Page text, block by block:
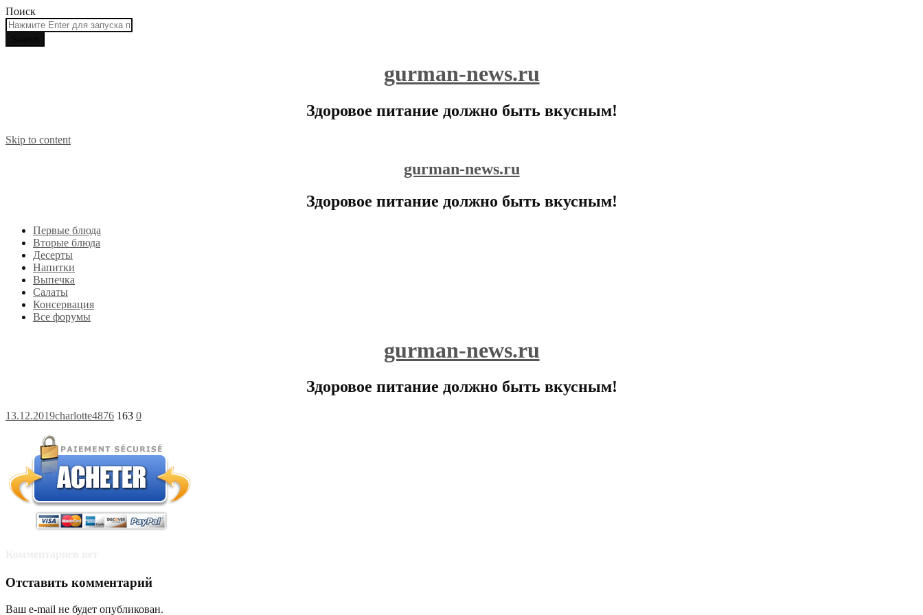
Поиск
gurman-news.ru
Здоровое питание должно быть вкусным!
Skip to content
gurman-news.ru
Здоровое питание должно быть вкусным!
Первые блюда
Вторые блюда
Десерты
Напитки
Выпечка
Салаты
Консервация
Все форумы
gurman-news.ru
Здоровое питание должно быть вкусным!
13.12.2019charlotte4876 163 0
Отставить комментарий
Ваш e-mail не будет опубликован.